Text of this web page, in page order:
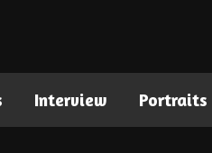
Interview Portraits